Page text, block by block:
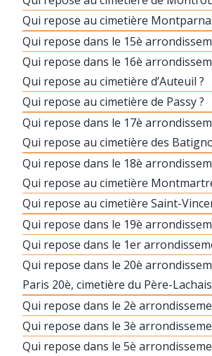
Qui repose au cimetière
Qui repose dans le 15è
Qui repose dans le 16è
Qui repose au cimetière d’Auteuil ?
Qui repose au cimetière de Passy ?
Qui repose dans le 17è
Qui repose au cimetière des
Qui repose dans le 18è
Qui repose au cimetière
Qui repose au cimetière Saint-
Qui repose dans le 19è
Qui repose dans le 1er
Qui repose dans le 20è
Paris 20è, cimetière du Père-
Qui repose dans le 2è
Qui repose dans le 3è
Qui repose dans le 5è